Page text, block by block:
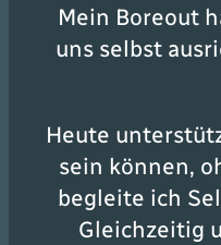
Mein Boreout
uns selbst
Heute
sein können,
begleite ich
Gleichzeitig